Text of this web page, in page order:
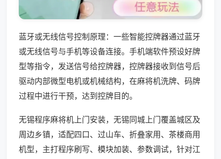
蓝牙或无线信号控制原理：一些智能控牌器通过蓝牙
或无线信号与手机等设备连接。手机端软件预设好牌
型等指令，发送信号给控牌器，控牌器接收到信号后
驱动内部微型电机或机械结构，在麻将机洗牌、码牌
过程中进行干预，达到控牌目的。
无锡程序麻将机上门安装，无锡同城上门覆盖城区及
周边乡镇，适配四口、过山车、折叠家用、茶楼商用
机型，主打程序刷写、模块加装、参数调试，针对江